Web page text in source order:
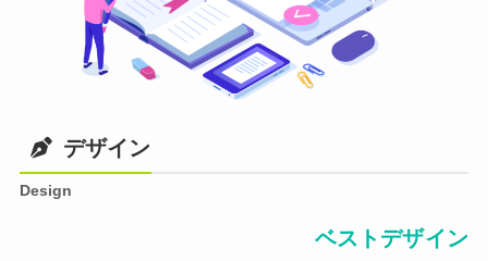
デザイン
Design
ベストデザイン